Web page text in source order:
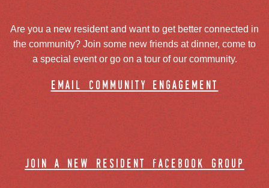
Are you a new resident and want to get better connected in
the community? Join some new friends at dinner, come to
a special event or go on a tour of our community.
email community engagement
join a new resident facebook group